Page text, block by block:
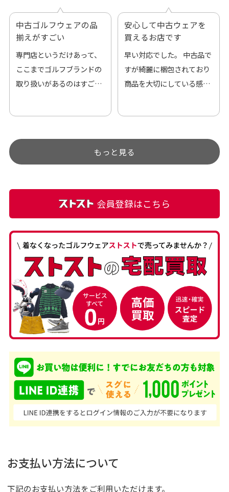
中古ゴルフウェアの品
揃えがすごい
専門店というだけあって、
ここまでゴルフブランドの
取り扱いがあるのはすご
す。
安心して中古ウェアを
買えるお店です
早い対応でした。 中古品で
すが綺麗に梱包されており
商品を大切にしている感が
うぐらい目立つことなく綺
麗な商品でお安く購入でき
もっと見る
会員登録はこちら
お支払い方法について
下記のお支払い方法をご利用いただけます。